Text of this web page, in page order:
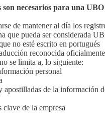
son necesarios para una UBO
de mantener al día los
que pueda ser considerada
no esté escrito en portugués
reconocida
se limita a, lo siguiente:
personal
apostilladas de la información
de la empresa